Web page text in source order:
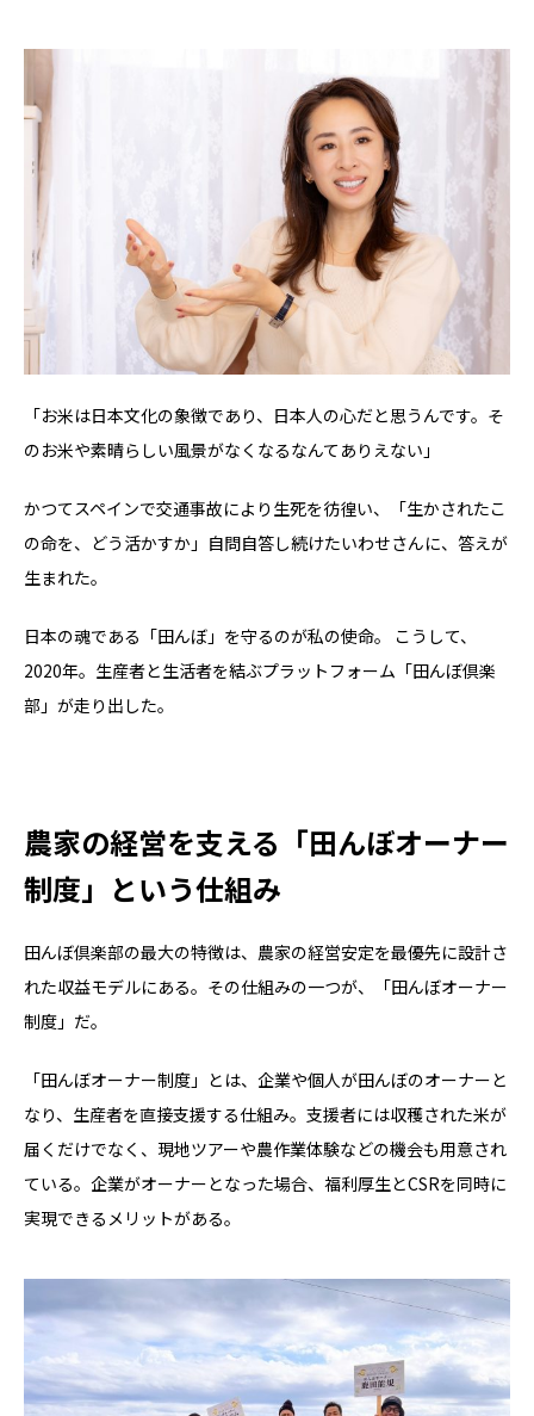
「お米は日本文化の象徴であり、日本人の心だと思うんです。そ
のお米や素晴らしい風景がなくなるなんてありえない」
かつてスペインで交通事故により生死を彷徨い、「生かされたこ
の命を、どう活かすか」自問自答し続けたいわせさんに、答えが
生まれた。
日本の魂である「田んぼ」を守るのが私の使命。 こうして、
2020年。生産者と生活者を結ぶプラットフォーム「田んぼ倶楽
部」が走り出した。
農家の経営を支える「田んぼオーナー
制度」という仕組み
田んぼ倶楽部の最大の特徴は、農家の経営安定を最優先に設計さ
れた収益モデルにある。その仕組みの一つが、「田んぼオーナー
制度」だ。
「田んぼオーナー制度」とは、企業や個人が田んぼのオーナーと
なり、生産者を直接支援する仕組み。支援者には収穫された米が
届くだけでなく、現地ツアーや農作業体験などの機会も用意され
ている。企業がオーナーとなった場合、福利厚生とCSRを同時に
実現できるメリットがある。